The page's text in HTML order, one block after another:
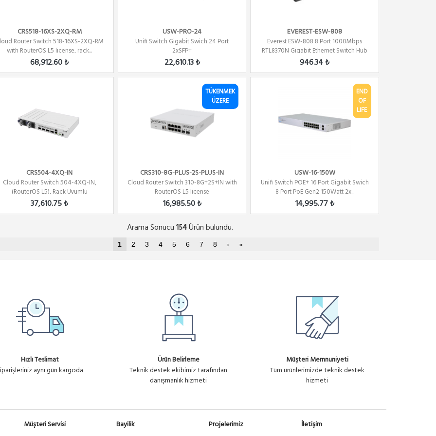
CRS518-16XS-2XQ-RM
Router Switch 518-16XS-2XQ-RM
with RouterOS L5 license, rack...
68,912.60 ₺
USW-PRO-24
Unifi Switch Gigabit Swich 24 Port
2xSFP+
22,610.13 ₺
EVEREST-ESW-808
Everest ESW-808 8 Port 1000Mbps
RTL8370N Gigabit Ethernet Switch Hub
946.34 ₺
CRS504-4XQ-IN
Cloud Router Switch 504-4XQ-IN,
(RouterOS L5), Rack Uyumlu
37,610.75 ₺
TÜKENMEK
ÜZERE
CRS310-8G-PLUS-2S-PLUS-IN
Cloud Router Switch 310-8G+2S+IN with
RouterOS L5 license
16,985.50 ₺
END
OF
LIFE
USW-16-150W
Unifi Switch POE+ 16 Port Gigabit Swich
8 Port PoE Gen2 150Watt 2x...
14,995.77 ₺
Arama Sonucu154Ürün bulundu.
1 2 3 4 5 6 7 8 › »
Hızlı Teslimat
aynı gün kargoda
Ürün Belirleme
Teknik destek ekibimiz tarafından
danışmanlık hizmeti
Müşteri Memnuniyeti
Tüm ürünlerimizde teknik destek
hizmeti
Müşteri Servisi
Bayilik
Projelerimiz
İletişim